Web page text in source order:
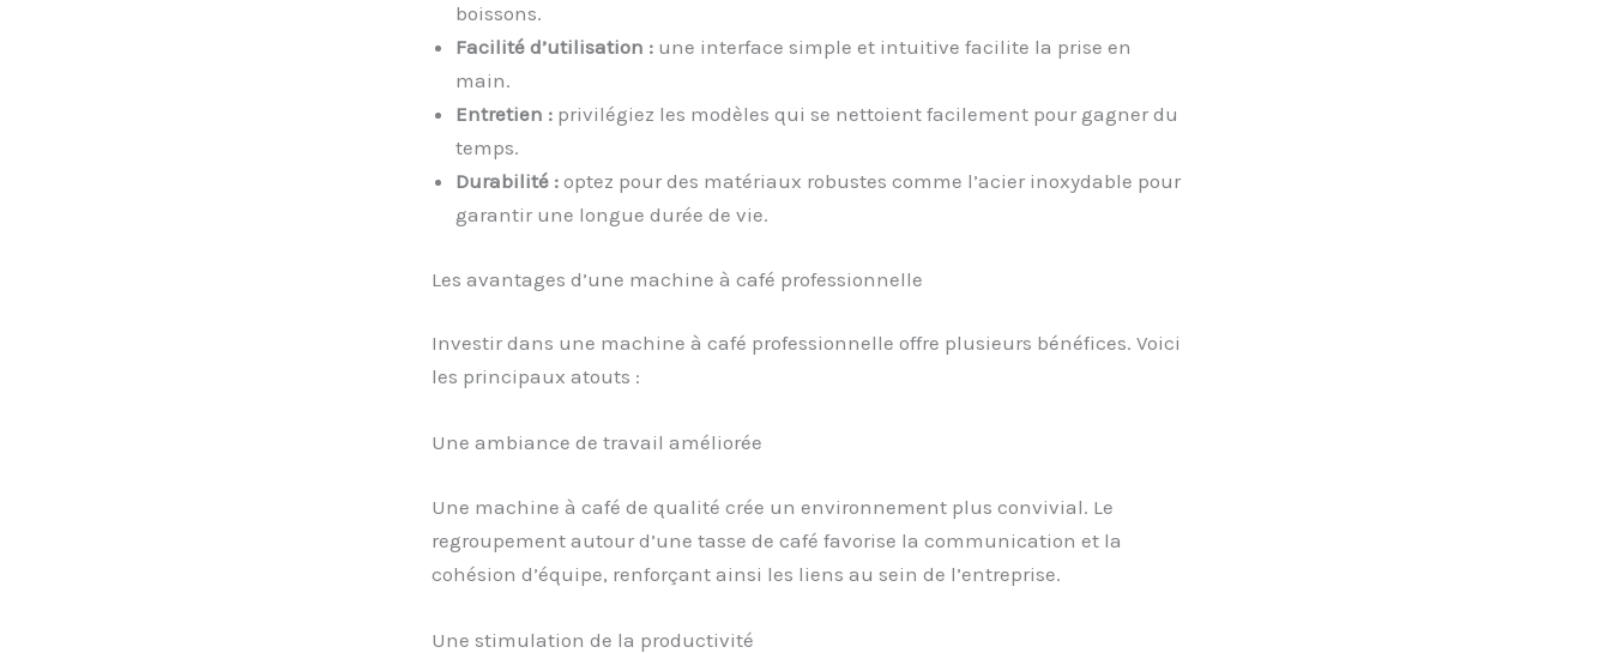
boissons.
Facilité d’utilisation :une interface simple et intuitive facilite la prise en
main.
Entretien :privilégiez les modèles qui se nettoient facilement pour gagner du
temps.
Durabilité :optez pour des matériaux robustes comme l’acier inoxydable pour
garantir une longue durée de vie.
Les avantages d’une machine à café professionnelle
Investir dans une machine à café professionnelle offre plusieurs bénéfices. Voici
les principaux atouts :
Une ambiance de travail améliorée
Une machine à café de qualité crée un environnement plus convivial. Le
regroupement autour d’une tasse de café favorise la communication et la
cohésion d’équipe, renforçant ainsi les liens au sein de l’entreprise.
Une stimulation de la productivité